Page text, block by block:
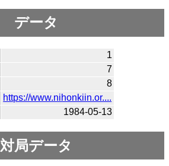
データ
1
7
8
https://www.nihonkiin.or....
1984-05-13
対局データ